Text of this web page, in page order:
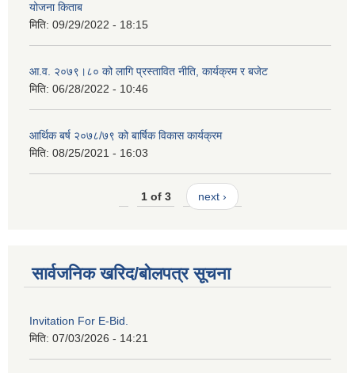
योजना किताब
मिति: 09/29/2022 - 18:15
आ.व. २०७९।८० को लागि प्रस्तावित नीति, कार्यक्रम र बजेट
मिति: 06/28/2022 - 10:46
आर्थिक बर्ष २०७८/७९ को बार्षिक विकास कार्यक्रम
मिति: 08/25/2021 - 16:03
1 of 3 next ›
सार्वजनिक खरिद/बोलपत्र सूचना
Invitation For E-Bid.
मिति: 07/03/2026 - 14:21